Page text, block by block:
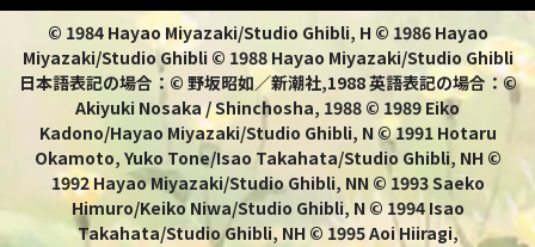
© 1984 Hayao Miyazaki/Studio Ghibli, H © 1986 Hayao
Miyazaki/Studio Ghibli © 1988 Hayao Miyazaki/Studio Ghibli
日本語表記の場合：© 野坂昭如／新潮社,1988 英語表記の場合：©
Akiyuki Nosaka / Shinchosha, 1988 © 1989 Eiko
Kadono/Hayao Miyazaki/Studio Ghibli, N © 1991 Hotaru
Okamoto, Yuko Tone/Isao Takahata/Studio Ghibli, NH ©
1992 Hayao Miyazaki/Studio Ghibli, NN © 1993 Saeko
Himuro/Keiko Niwa/Studio Ghibli, N © 1994 Isao
Takahata/Studio Ghibli, NH © 1995 Aoi Hiiragi,